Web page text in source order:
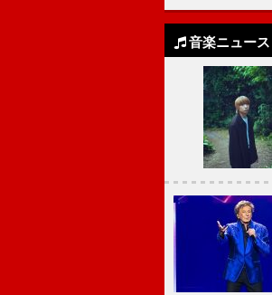
音楽ニュース